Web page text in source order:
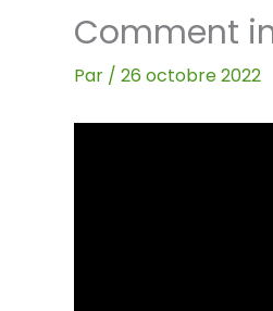
Comment
Par / 26 octobre 2022